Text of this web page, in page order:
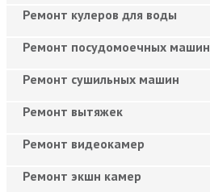
Ремонт кулеров для воды
Ремонт посудомоечных машин
Ремонт сушильных машин
Ремонт вытяжек
Ремонт видеокамер
Ремонт экшн камер